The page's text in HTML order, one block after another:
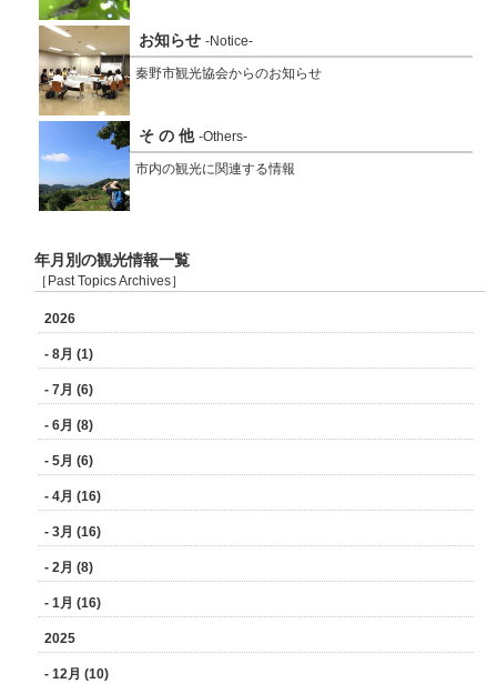
お知らせ -Notice-
秦野市観光協会からのお知らせ
そ の 他 -Others-
市内の観光に関連する情報
年月別の観光情報一覧
［Past Topics Archives］
2026
- 8月 (1)
- 7月 (6)
- 6月 (8)
- 5月 (6)
- 4月 (16)
- 3月 (16)
- 2月 (8)
- 1月 (16)
2025
- 12月 (10)